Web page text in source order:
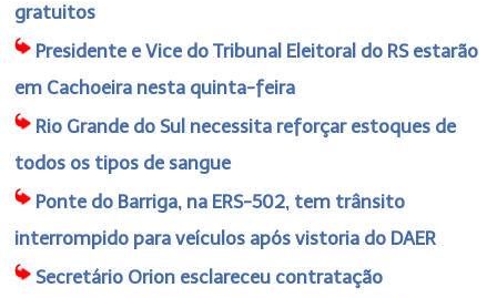
gratuitos
Presidente e Vice do Tribunal Eleitoral do RS estarão
em Cachoeira nesta quinta-feira
Rio Grande do Sul necessita reforçar estoques de
todos os tipos de sangue
Ponte do Barriga, na ERS-502, tem trânsito
interrompido para veículos após vistoria do DAER
Secretário Orion esclareceu contratação